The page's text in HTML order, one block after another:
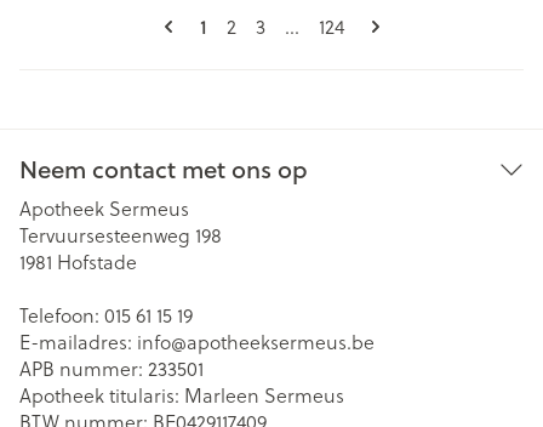
Pagina's
U lees momenteel pagina
1 Pagina
2 Pagina
3 ... Pagina
124
Neem contact met ons op
Apotheek Sermeus
Tervuursesteenweg 198
1981 Hofstade
Telefoon: 015 61 15 19
E-mailadres: info@apotheeksermeus.be
APB nummer: 233501
Apotheek titularis: Marleen Sermeus